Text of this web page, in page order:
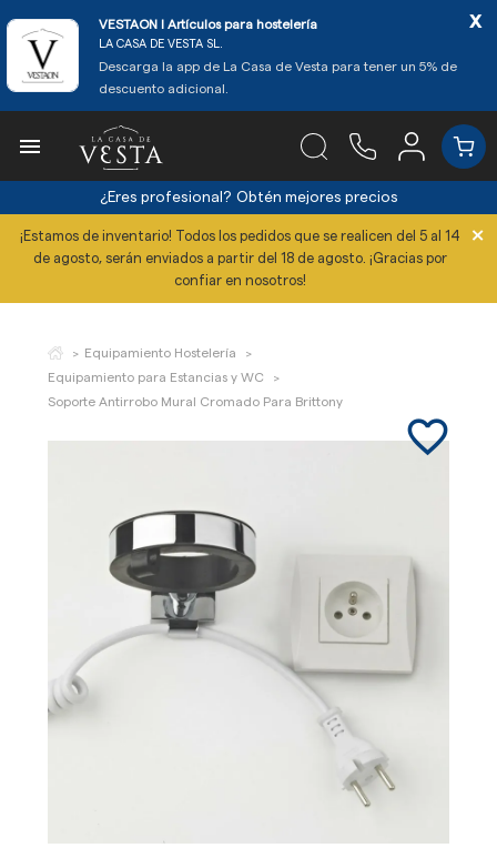
VESTAON l Artículos para hostelería
LA CASA DE VESTA SL.
Descarga la app de La Casa de Vesta para tener un 5% de
descuento adicional.
x

¿Eres profesional? Obtén mejores precios
¡Estamos de inventario! Todos los pedidos que se realicen del 5 al 14
de agosto, serán enviados a partir del 18 de agosto. ¡Gracias por
confiar en nosotros!
×
Equipamiento Hostelería
Equipamiento para Estancias y WC
Soporte Antirrobo Mural Cromado Para Brittony
favorite_border